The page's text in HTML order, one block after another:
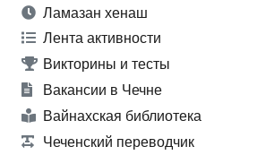
Ламазан хенаш
Лента активности
Викторины и тесты
Вакансии в Чечне
Вайнахская библиотека
Чеченский переводчик